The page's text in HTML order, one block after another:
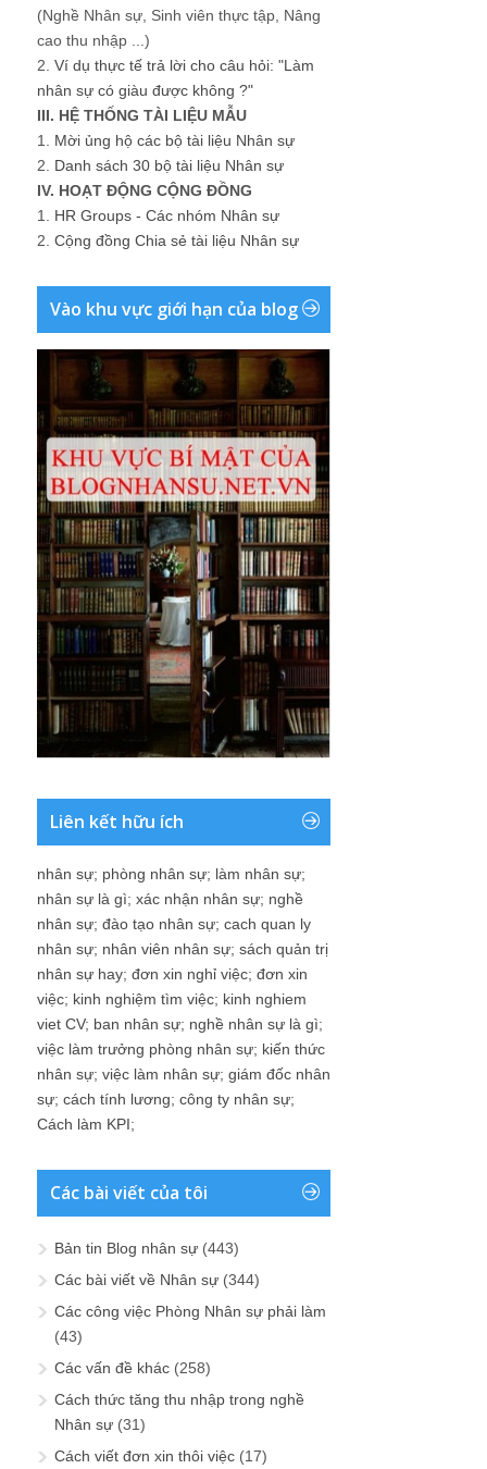
(Nghề Nhân sự, Sinh viên thực tập, Nâng
cao thu nhập ...)
2. Ví dụ thực tế trả lời cho câu hỏi: "Làm
nhân sự có giàu được không ?"
III. HỆ THỐNG TÀI LIỆU MẪU
1. Mời ủng hộ các bộ tài liệu Nhân sự
2. Danh sách 30 bộ tài liệu Nhân sự
IV. HOẠT ĐỘNG CỘNG ĐỒNG
1. HR Groups - Các nhóm Nhân sự
2. Cộng đồng Chia sẻ tài liệu Nhân sự
Vào khu vực giới hạn của blog
Liên kết hữu ích
nhân sự; phòng nhân sự; làm nhân sự;
nhân sự là gì; xác nhận nhân sự; nghề
nhân sự; đào tạo nhân sự; cach quan ly
nhân sự; nhân viên nhân sự; sách quản trị
nhân sự hay; đơn xin nghỉ việc; đơn xin
việc; kinh nghiệm tìm việc; kinh nghiem
viet CV; ban nhân sự; nghề nhân sự là gì;
việc làm trưởng phòng nhân sự; kiến thức
nhân sự; việc làm nhân sự; giám đốc nhân
sự; cách tính lương; công ty nhân sự;
Cách làm KPI;
Các bài viết của tôi
Bản tin Blog nhân sự (443)
Các bài viết về Nhân sự (344)
Các công việc Phòng Nhân sự phải làm
(43)
Các vấn đề khác (258)
Cách thức tăng thu nhập trong nghề
Nhân sự (31)
Cách viết đơn xin thôi việc (17)